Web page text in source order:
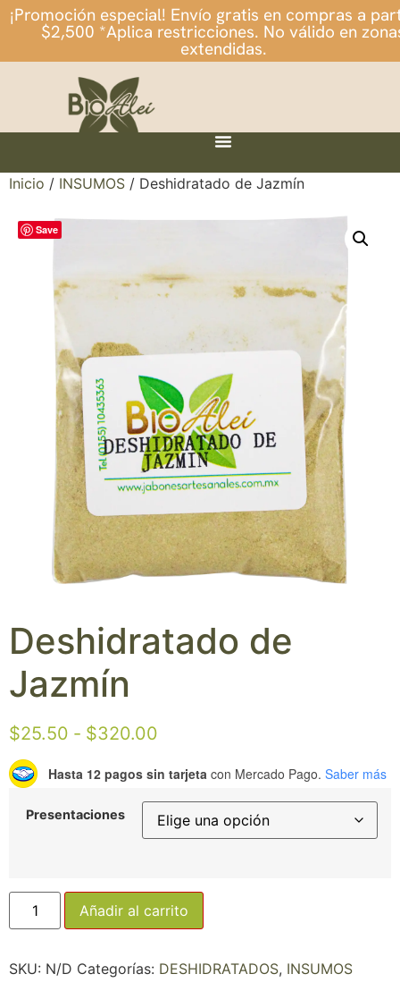
¡Promoción especial! Envío gratis en compras a
$2,500 *Aplica restricciones. No válido en
extendidas.
Inicio / INSUMOS / Deshidratado de Jazmín
Save
Deshidratado de
Jazmín
$25.50 - $320.00
Hasta 12 pagos sin tarjeta con Mercado Pago. Saber más
Presentaciones
Añadir al carrito
SKU: N/D Categorías: DESHIDRATADOS, INSUMOS